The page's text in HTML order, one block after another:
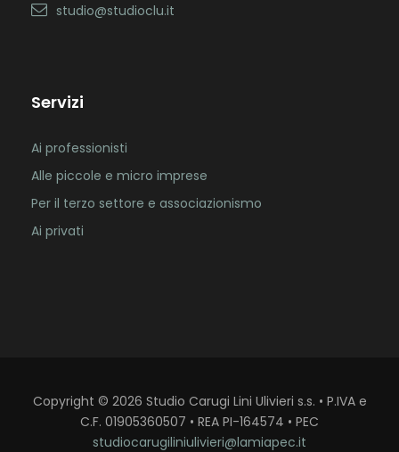
studio@studioclu.it
Servizi
Ai professionisti
Alle piccole e micro imprese
Per il terzo settore e associazionismo
Ai privati
Copyright © 2026 Studio Carugi Lini Ulivieri s.s. • P.IVA e
C.F. 01905360507 • REA PI-164574 • PEC
studiocarugiliniulivieri@lamiapec.it